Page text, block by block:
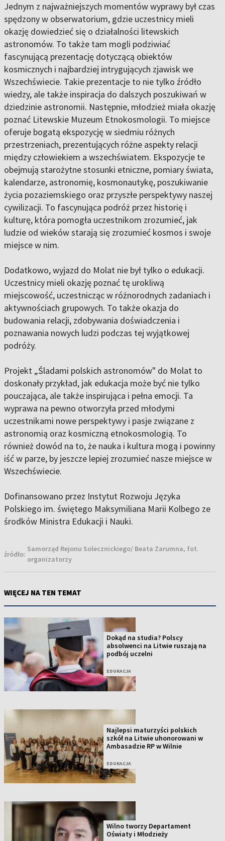
Jednym z najważniejszych momentów wyprawy był czas
spędzony w obserwatorium, gdzie uczestnicy mieli
okazję dowiedzieć się o działalności litewskich
astronomów. To także tam mogli podziwiać
fascynującą prezentację dotyczącą obiektów
kosmicznych i najbardziej intrygujących zjawisk we
Wszechświecie. Takie prezentacje to nie tylko źródło
wiedzy, ale także inspiracja do dalszych poszukiwań w
dziedzinie astronomii. Następnie, młodzież miała okazję
poznać Litewskie Muzeum Etnokosmologii. To miejsce
oferuje bogatą ekspozycję w siedmiu różnych
przestrzeniach, prezentujących różne aspekty relacji
między człowiekiem a wszechświatem. Ekspozycje te
obejmują starożytne stosunki etniczne, pomiary świata,
kalendarze, astronomię, kosmonautykę, poszukiwanie
życia pozaziemskiego oraz przyszłe perspektywy naszej
cywilizacji. To fascynująca podróż przez historię i
kulturę, która pomogła uczestnikom zrozumieć, jak
ludzie od wieków starają się zrozumieć kosmos i swoje
miejsce w nim.
Dodatkowo, wyjazd do Molat nie był tylko o edukacji.
Uczestnicy mieli okazję poznać tę urokliwą
miejscowość, uczestnicząc w różnorodnych zadaniach i
aktywnościach grupowych. To także okazja do
budowania relacji, zdobywania doświadczenia i
poznawania nowych ludzi podczas tej wyjątkowej
podróży.
Projekt „Śladami polskich astronomów" do Molat to
doskonały przykład, jak edukacja może być nie tylko
pouczająca, ale także inspirująca i pełna emocji. Ta
wyprawa na pewno otworzyła przed młodymi
uczestnikami nowe perspektywy i pasje związane z
astronomią oraz kosmiczną etnokosmologią. To
również dowód na to, że nauka i kultura mogą i powinny
iść w parze, by jeszcze lepiej zrozumieć nasze miejsce w
Wszechświecie.
Dofinansowano przez Instytut Rozwoju Języka
Polskiego im. świętego Maksymiliana Marii Kolbego ze
środków Ministra Edukacji i Nauki.
źródło:
Samorząd Rejonu Solecznickiego/ Beata Zarumna, fot.
organizatorzy
WIĘCEJ NA TEN TEMAT
Dokąd na studia? Polscy
absolwenci na Litwie ruszają na
podbój uczelni
EDUKACJA
Najlepsi maturzyści polskich
szkół na Litwie uhonorowani w
Ambasadzie RP w Wilnie
EDUKACJA
Wilno tworzy Departament
Oświaty i Młodzieży